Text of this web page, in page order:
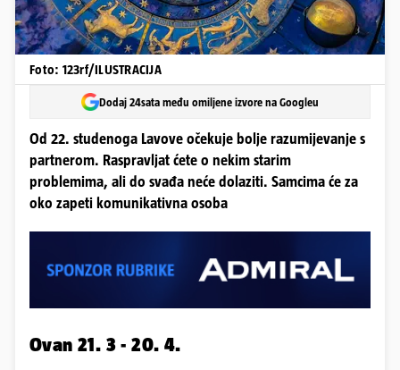
Foto: 123rf/ILUSTRACIJA
Dodaj 24sata među omiljene izvore na Googleu
Od 22. studenoga Lavove očekuje bolje razumijevanje s
partnerom. Raspravljat ćete o nekim starim
problemima, ali do svađa neće dolaziti. Samcima će za
oko zapeti komunikativna osoba
Ovan 21. 3 - 20. 4.